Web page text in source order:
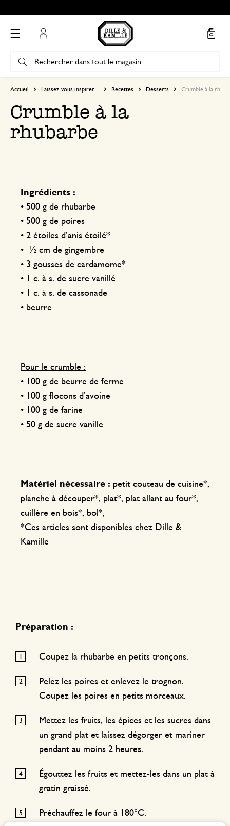
Accueil Laissez-vous inspirer... Recettes Desserts Crumble à la
Crumble à la
rhubarbe
Ingrédients :
• 500 g de rhubarbe
• 500 g de poires
• 2 étoiles d’anis étoilé*
• ½ cm de gingembre
• 3 gousses de cardamome*
• 1 c. à s. de sucre vanillé
• 1 c. à s. de cassonade
• beurre
Pour le crumble :
• 100 g de beurre de ferme
• 100 g flocons d’avoine
• 100 g de farine
• 50 g de sucre vanille
Matériel nécessaire : petit couteau de cuisine*,
planche à découper*, plat*, plat allant au four*,
cuillère en bois*, bol*,
*Ces articles sont disponibles chez Dille &
Kamille
Préparation :
Coupez la rhubarbe en petits tronçons.
Pelez les poires et enlevez le trognon.
Coupez les poires en petits morceaux.
Mettez les fruits, les épices et les sucres dans
un grand plat et laissez dégorger et mariner
pendant au moins 2 heures.
Égouttez les fruits et mettez-les dans un plat à
gratin graissé.
Préchauffez le four à 180°C.